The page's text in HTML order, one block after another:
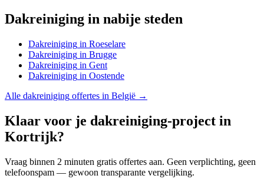
Dakreiniging in nabije steden
Dakreiniging in Roeselare
Dakreiniging in Brugge
Dakreiniging in Gent
Dakreiniging in Oostende
Alle dakreiniging offertes in België →
Klaar voor je dakreiniging-project in
Kortrijk?
Vraag binnen 2 minuten gratis offertes aan. Geen verplichting, geen
telefoonspam — gewoon transparante vergelijking.